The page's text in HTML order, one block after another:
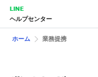
LINE
ヘルプセンター
ホーム 業務提携